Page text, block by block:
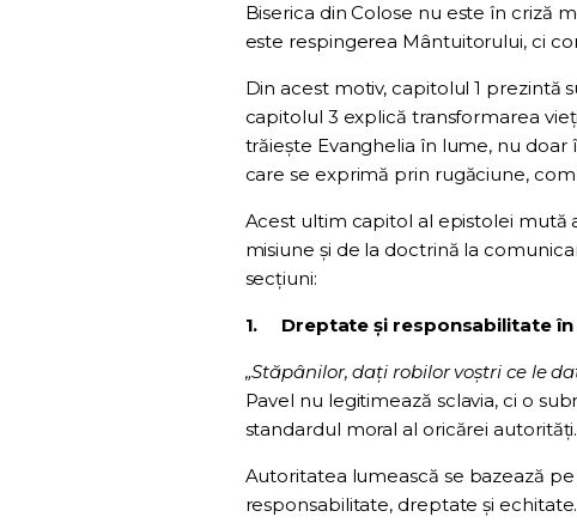
Biserica din Colose nu este în criză
este respingerea Mântuitorului, ci
Din acest motiv, capitolul 1 prezintă
capitolul 3 explică transformarea
trăiește Evanghelia în lume, nu doar
care se exprimă prin rugăciune,
Acest ultim capitol al epistolei mută
misiune și de la doctrină la
secțiuni:
1. Dreptate și responsabilitate în
„Stăpânilor, dați robilor voștri ce le
Pavel nu legitimează sclavia, ci o
standardul moral al oricărei
Autoritatea lumească se bazează
responsabilitate, dreptate și